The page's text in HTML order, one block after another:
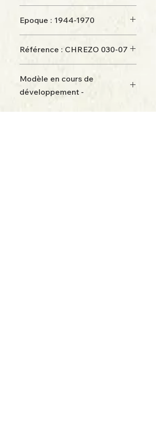
Epoque : 1944-1970
Référence : CHREZO 030-07
Modèle en cours de
développement -
Disponibilité juin 2025